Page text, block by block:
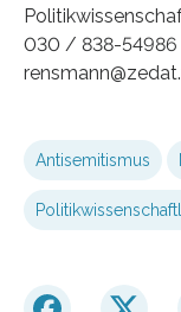
030 / 838-54986
Antisemitismus